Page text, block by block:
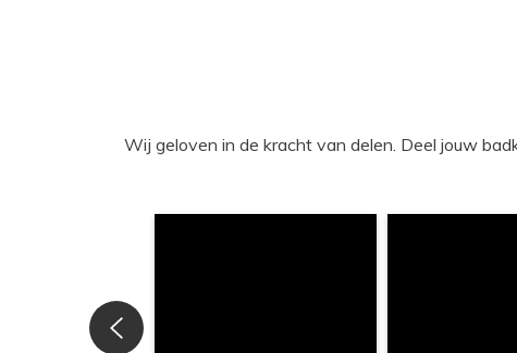
Wij geloven in de kracht van delen. Deel jouw